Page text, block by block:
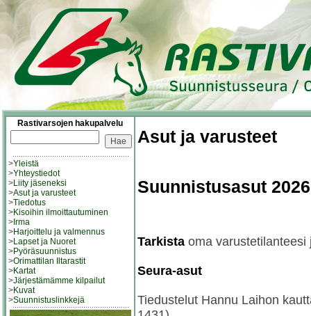
Rastivarsojen hakupalvelu
>Yleistä
>Yhteystiedot
>Liity jäseneksi
>Asut ja varusteet
>Tiedotus
>Kisoihin ilmoittautuminen
> Irma
>Harjoittelu ja valmennus
>Lapset ja Nuoret
>Pyöräsuunnistus
>Orimattilan Iltarastit
>Kartat
>Järjestämämme kilpailut
>Kuvat
>Suunnistuslinkkejä
Asut ja varusteet
Suunnistusasut 2026
Tarkista oma
Seura-asut
Tiedustelut Hannu Laihon